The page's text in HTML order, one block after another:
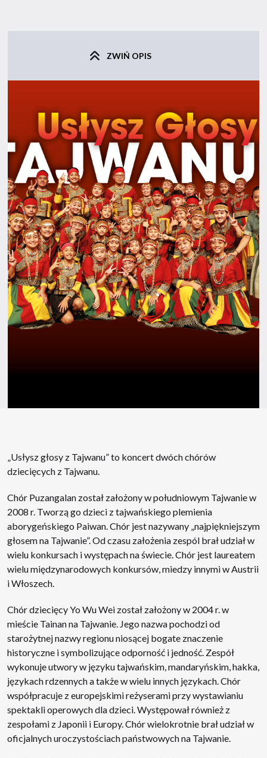
ZWIŃ OPIS
„Usłysz głosy z Tajwanu” to koncert dwóch chórów
dziecięcych z Tajwanu.
Chór Puzangalan został założony w południowym Tajwanie w
2008 r. Tworzą go dzieci z tajwańskiego plemienia
aborygeńskiego Paiwan. Chór jest nazywany „najpiękniejszym
głosem na Tajwanie”. Od czasu założenia zespól brał udział w
wielu konkursach i występach na świecie. Chór jest laureatem
wielu międzynarodowych konkursów, miedzy innymi w Austrii
i Włoszech.
Chór dziecięcy Yo Wu Wei został założony w 2004 r. w
mieście Tainan na Tajwanie. Jego nazwa pochodzi od
starożytnej nazwy regionu niosącej bogate znaczenie
historyczne i symbolizujące odporność i jedność. Zespół
wykonuje utwory w języku tajwańskim, mandaryńskim, hakka,
językach rdzennych a także w wielu innych językach. Chór
współpracuje z europejskimi reżyserami przy wystawianiu
spektakli operowych dla dzieci. Występował również z
zespołami z Japonii i Europy. Chór wielokrotnie brał udział w
oficjalnych uroczystościach państwowych na Tajwanie.